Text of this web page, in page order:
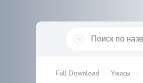
Full Download Ужасы